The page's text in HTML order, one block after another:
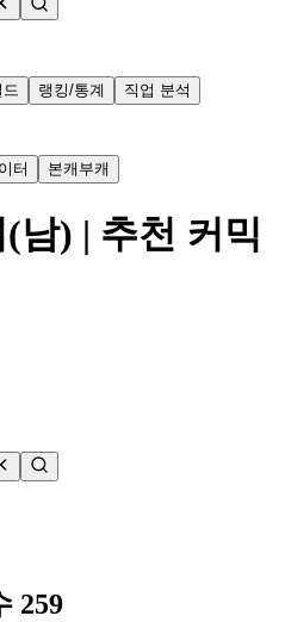
드 랭킹/통계
직업 분석
터 본캐부캐
남) | 추천 커믹
259